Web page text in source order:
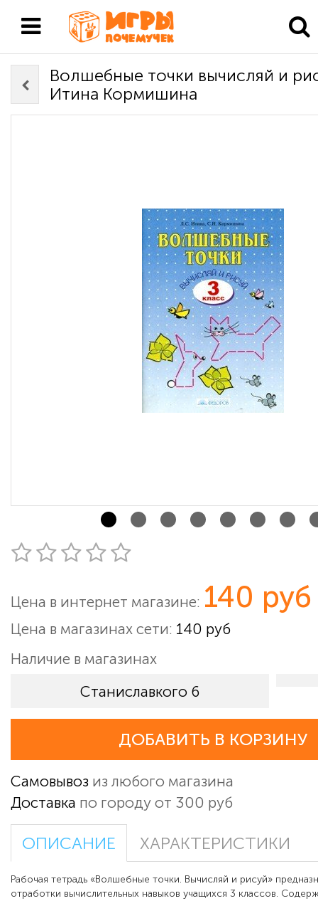
Волшебные точки вычисляй и
Итина Кормишина
Цена в интернет магазине: 140 руб
Цена в магазинах сети: 140 руб
Наличие в магазинах
Станиславкого 6
ДОБАВИТЬ В КОРЗИНУ
Самовывоз из любого магазина
Доставка по городу от 300 руб
ОПИСАНИЕ ХАРАКТЕРИСТИКИ
Рабочая тетрадь «Волшебные точки. Вычисляй и рисуй»
отработки вычислительных навыков учащихся 3 классов.